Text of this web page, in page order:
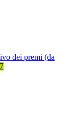
dei premi (da
7